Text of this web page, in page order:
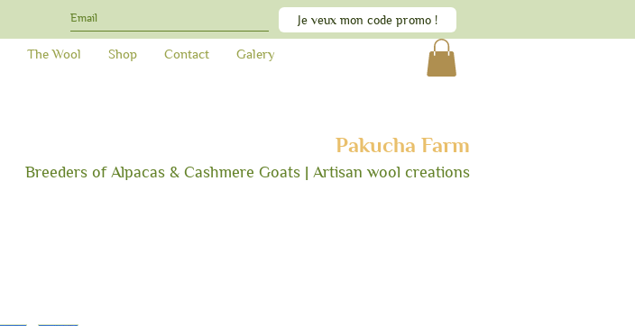
Je veux mon code promo !
The Wool Shop Contact Galery
Pakucha Farm
Breeders of Alpacas & Cashmere Goats | Artisan wool creations